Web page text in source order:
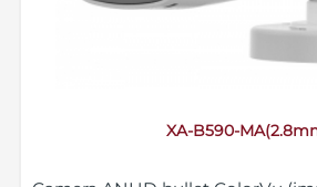
XA-B590-